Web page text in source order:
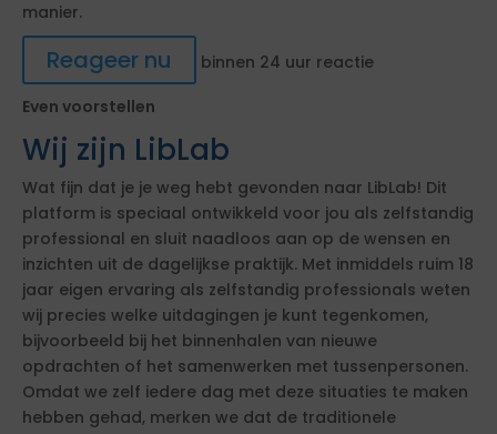
manier.
Reageer nu
binnen 24 uur reactie
Even voorstellen
Wij zijn LibLab
Wat fijn dat je je weg hebt gevonden naar LibLab! Dit
platform is speciaal ontwikkeld voor jou als zelfstandig
professional en sluit naadloos aan op de wensen en
inzichten uit de dagelijkse praktijk. Met inmiddels ruim 18
jaar eigen ervaring als zelfstandig professionals weten
wij precies welke uitdagingen je kunt tegenkomen,
bijvoorbeeld bij het binnenhalen van nieuwe
opdrachten of het samenwerken met tussenpersonen.
Omdat we zelf iedere dag met deze situaties te maken
hebben gehad, merken we dat de traditionele